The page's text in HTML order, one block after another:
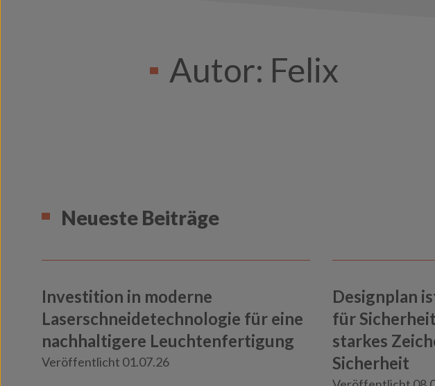
Autor: Felix
Neueste Beiträge
Investition in moderne
Laserschneidetechnologie für eine
nachhaltigere Leuchtenfertigung
Veröffentlicht 01.07.26
Knowledge
Designplan
für
starkes
Sicherheit
Haft und
Psychiatrie und